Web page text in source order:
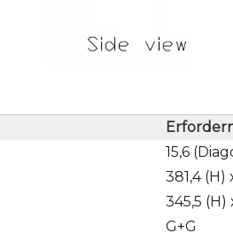
15,6
381,4 (H)
345,5 (H)
G+G